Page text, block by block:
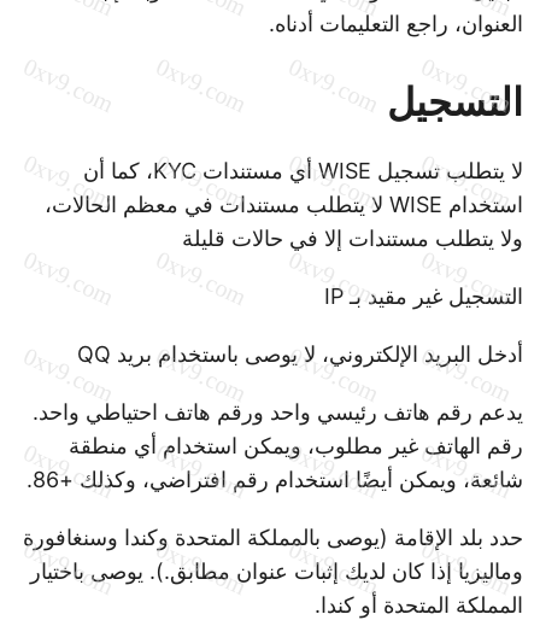
العنوان، راجع التعليمات أدناه.
التسجيل
لا يتطلب تسجيل WISE أي مستندات KYC، كما أن
استخدام WISE لا يتطلب مستندات في معظم الحالات،
ولا يتطلب مستندات إلا في حالات قليلة
التسجيل غير مقيد بـ IP
أدخل البريد الإلكتروني، لا يوصى باستخدام بريد QQ
يدعم رقم هاتف رئيسي واحد ورقم هاتف احتياطي واحد.
رقم الهاتف غير مطلوب، ويمكن استخدام أي منطقة
شائعة، ويمكن أيضًا استخدام رقم افتراضي، وكذلك +86.
حدد بلد الإقامة (يوصى بالمملكة المتحدة وكندا وسنغافورة
وماليزيا إذا كان لديك إثبات عنوان مطابق.). يوصى باختيار
المملكة المتحدة أو كندا.